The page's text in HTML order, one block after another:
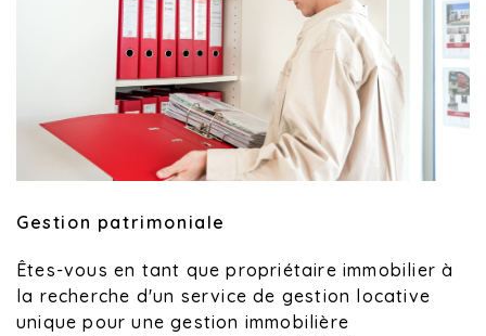
Gestion patrimoniale
Êtes-vous en tant que propriétaire immobilier à
la recherche d'un service de gestion locative
unique pour une gestion immobilière